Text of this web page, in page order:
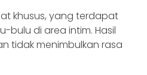
khusus, yang terdapat
di area intim. Hasil
tidak menimbulkan rasa